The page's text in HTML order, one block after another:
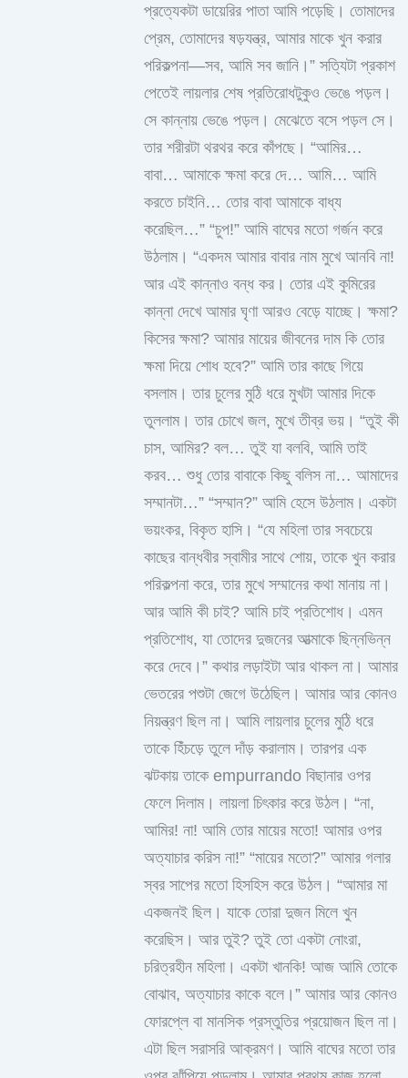
প্রত্যেকটা ডায়েরির পাতা আমি পড়েছি। তোমাদের
প্রেম, তোমাদের ষড়যন্ত্র, আমার মাকে খুন করার
পরিকল্পনা—সব, আমি সব জানি।” সত্যিটা প্রকাশ
পেতেই লায়লার শেষ প্রতিরোধটুকুও ভেঙে পড়ল।
সে কান্নায় ভেঙে পড়ল। মেঝেতে বসে পড়ল সে।
তার শরীরটা থরথর করে কাঁপছে। “আমির…
বাবা… আমাকে ক্ষমা করে দে… আমি… আমি
করতে চাইনি… তোর বাবা আমাকে বাধ্য
করেছিল…” “চুপ!” আমি বাঘের মতো গর্জন করে
উঠলাম। “একদম আমার বাবার নাম মুখে আনবি না!
আর এই কান্নাও বন্ধ কর। তোর এই কুমিরের
কান্না দেখে আমার ঘৃণা আরও বেড়ে যাচ্ছে। ক্ষমা?
কিসের ক্ষমা? আমার মায়ের জীবনের দাম কি তোর
ক্ষমা দিয়ে শোধ হবে?” আমি তার কাছে গিয়ে
বসলাম। তার চুলের মুঠি ধরে মুখটা আমার দিকে
তুললাম। তার চোখে জল, মুখে তীব্র ভয়। “তুই কী
চাস, আমির? বল… তুই যা বলবি, আমি তাই
করব… শুধু তোর বাবাকে কিছু বলিস না… আমাদের
সম্মানটা…” “সম্মান?” আমি হেসে উঠলাম। একটা
ভয়ংকর, বিকৃত হাসি। “যে মহিলা তার সবচেয়ে
কাছের বান্ধবীর স্বামীর সাথে শোয়, তাকে খুন করার
পরিকল্পনা করে, তার মুখে সম্মানের কথা মানায় না।
আর আমি কী চাই? আমি চাই প্রতিশোধ। এমন
প্রতিশোধ, যা তোদের দুজনের আত্মাকে ছিন্নভিন্ন
করে দেবে।” কথার লড়াইটা আর থাকল না। আমার
ভেতরের পশুটা জেগে উঠেছিল। আমার আর কোনও
নিয়ন্ত্রণ ছিল না। আমি লায়লার চুলের মুঠি ধরে
তাকে হিঁচড়ে তুলে দাঁড় করালাম। তারপর এক
ঝটকায় তাকে empurrando বিছানার ওপর
ফেলে দিলাম। লায়লা চিৎকার করে উঠল। “না,
আমির! না! আমি তোর মায়ের মতো! আমার ওপর
অত্যাচার করিস না!” “মায়ের মতো?” আমার গলার
স্বর সাপের মতো হিসহিস করে উঠল। “আমার মা
একজনই ছিল। যাকে তোরা দুজন মিলে খুন
করেছিস। আর তুই? তুই তো একটা নোংরা,
চরিত্রহীন মহিলা। একটা খানকি! আজ আমি তোকে
বোঝাব, অত্যাচার কাকে বলে।” আমার আর কোনও
ফোরপ্লে বা মানসিক প্রস্তুতির প্রয়োজন ছিল না।
এটা ছিল সরাসরি আক্রমণ। আমি বাঘের মতো তার